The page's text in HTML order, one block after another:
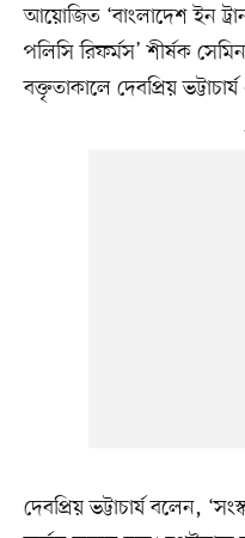
আয়োজিত ‘বাংলাদেশ ইন
পলিসি রিফর্মস’ শীর্ষক
বক্তৃতাকালে দেবপ্রিয়
দেবপ্রিয় ভট্টাচার্য বলেন,